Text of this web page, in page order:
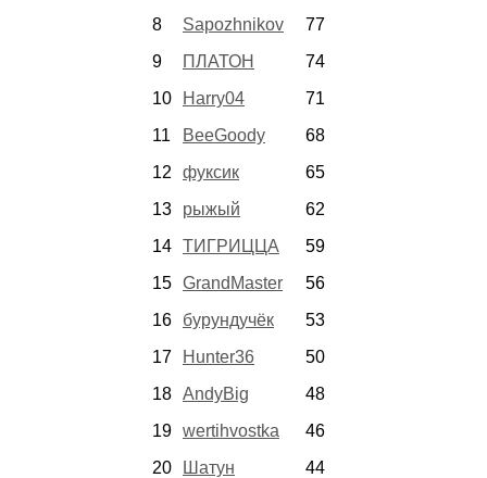
8
Sapozhnikov
77
9
ПЛАТОН
74
10
Harry04
71
11
BeeGoody
68
12
фуксик
65
13
рыжый
62
14 ТИГРИЦЦА
59
15 GrandMaster
56
16
бурундучёк
53
17
Hunter36
50
18 AndyBig
48
19 wertihvostka
46
20
Шатун
44